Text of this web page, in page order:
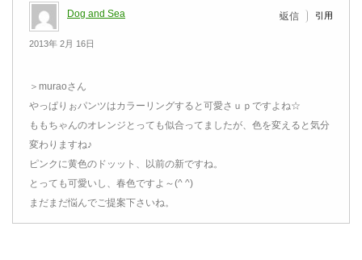
Dog and Sea
2013年 2月 16日
返信 引用
＞muraoさん
やっぱりぉパンツはカラーリングすると可愛さｕｐですよね☆
ももちゃんのオレンジとっても似合ってましたが、色を変えると気分
変わりますね♪
ピンクに黄色のドッット、以前の新ですね。
とっても可愛いし、春色ですよ～(^ ^)
まだまだ悩んでご提案下さいね。